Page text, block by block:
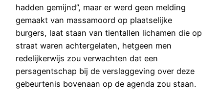
hadden gemijnd”, maar er werd geen melding
gemaakt van massamoord op plaatselijke
burgers, laat staan van tientallen lichamen die op
straat waren achtergelaten, hetgeen men
redelijkerwijs zou verwachten dat een
persagentschap bij de verslaggeving over deze
gebeurtenis bovenaan op de agenda zou staan.